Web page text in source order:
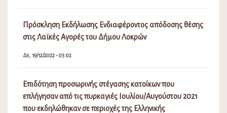
Πρόσκληση Εκδήλωσης Ενδιαφέροντος απόδοσης θέσης
στις Λαϊκές Αγορές του Δήμου Λοκρών
Δε, 19/12/2022 - 03:02
Επιδότηση προσωρινής στέγασης κατοίκων που
επλήγησαν από τις πυρκαγιές Ιουλίου/Αυγούστου 2021
που εκδηλώθηκαν σε περιοχές της Ελληνικής